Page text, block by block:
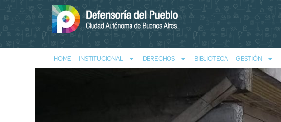
HOME INSTITUCIONAL DERECHOS BIBLIOTECA GESTIÓN